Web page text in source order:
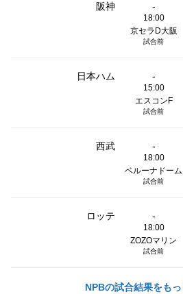
阪神 -
18:00
京セラD大阪
試合前
日本ハム -
15:00
エスコンF
試合前
西武 -
18:00
ベルーナドーム
試合前
ロッテ -
18:00
ZOZOマリン
試合前
NPBの試合結果をも